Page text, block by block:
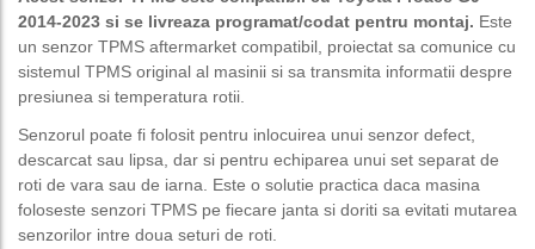
2014-2023 si se livreaza programat/codat pentru montaj. Este
un senzor TPMS aftermarket compatibil, proiectat sa comunice cu
sistemul TPMS original al masinii si sa transmita informatii despre
presiunea si temperatura rotii.
Senzorul poate fi folosit pentru inlocuirea unui senzor defect,
descarcat sau lipsa, dar si pentru echiparea unui set separat de
roti de vara sau de iarna. Este o solutie practica daca masina
foloseste senzori TPMS pe fiecare janta si doriti sa evitati mutarea
senzorilor intre doua seturi de roti.